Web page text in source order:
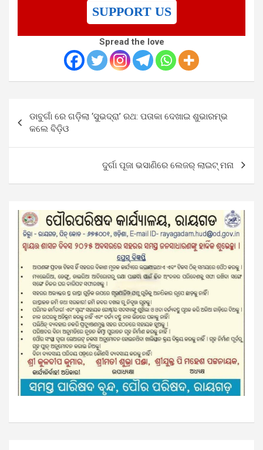
SUPPORT US
Spread the love
navigation
ଡାବୁଗାଁ ରେ ଗଡ଼ିଲା ‘ସୁଭଦ୍ରା’ ରଥ: ପତାକା ଦେଖାଇ ଶୁଭାରମ୍ଭ
କଲେ ବିଡ଼ିଓ
ଦୁର୍ଗା ପୂଜା ଭସାଣିରେ ଲେଜର୍ ଲାଇଟ୍ ମନା